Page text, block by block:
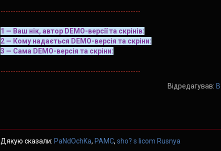
--------------------------------------------------------
1 — Ваш нік, автор DEMO-версії та скрінів:
2 — Кому надається DEMO-версія та скріни:
3 — Сама DEMO-версія та скріни:
--------------------------------------------------------
Відредагував:
Дякую сказали: PaNdOchKa, PAMC, sho? s licom Rusnya